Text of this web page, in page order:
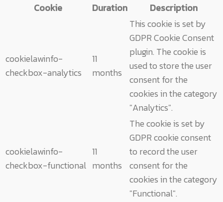
Cookie
Duration Description
cookielawinfo-
checkbox-analytics
11
months
This cookie is set by
GDPR Cookie Consent
plugin. The cookie is
used to store the user
consent for the
cookies in the category
"Analytics".
cookielawinfo-
checkbox-functional
11
months
The cookie is set by
GDPR cookie consent
to record the user
consent for the
cookies in the category
"Functional".